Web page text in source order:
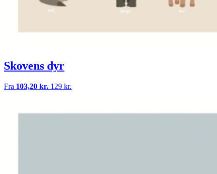
Skovens dyr
Fra 103,20 kr. 129 kr.